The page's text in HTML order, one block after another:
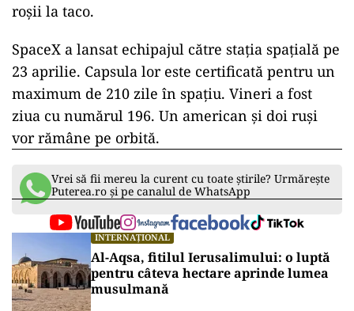
roșii la taco.
SpaceX a lansat echipajul către stația spațială pe
23 aprilie. Capsula lor este certificată pentru un
maximum de 210 zile în spațiu. Vineri a fost
ziua cu numărul 196. Un american și doi ruși
vor rămâne pe orbită.
Vrei să fii mereu la curent cu toate știrile? Urmărește
Puterea.ro și pe canalul de WhatsApp
INTERNAȚIONAL
Al-Aqsa, fitilul Ierusalimului: o luptă
pentru câteva hectare aprinde lumea
musulmană